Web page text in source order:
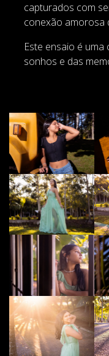
capturados com
conexão amorosa
Este ensaio é
sonhos e das